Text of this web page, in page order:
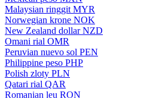
Malaysian ringgit MYR
Norwegian krone NOK
New Zealand dollar NZD
Omani rial OMR
Peruvian nuevo sol PEN
Philippine peso PHP
Polish zloty PLN
Qatari rial QAR
Romanian leu RON